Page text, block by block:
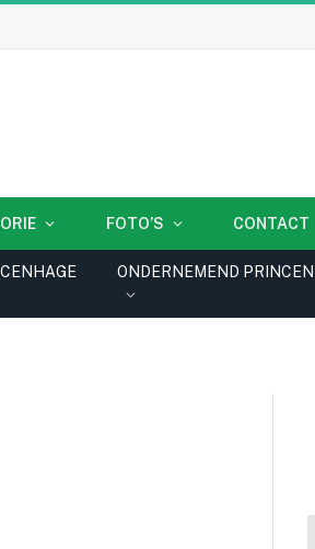
FOTO’S CONTACT
ONDERNEMEND